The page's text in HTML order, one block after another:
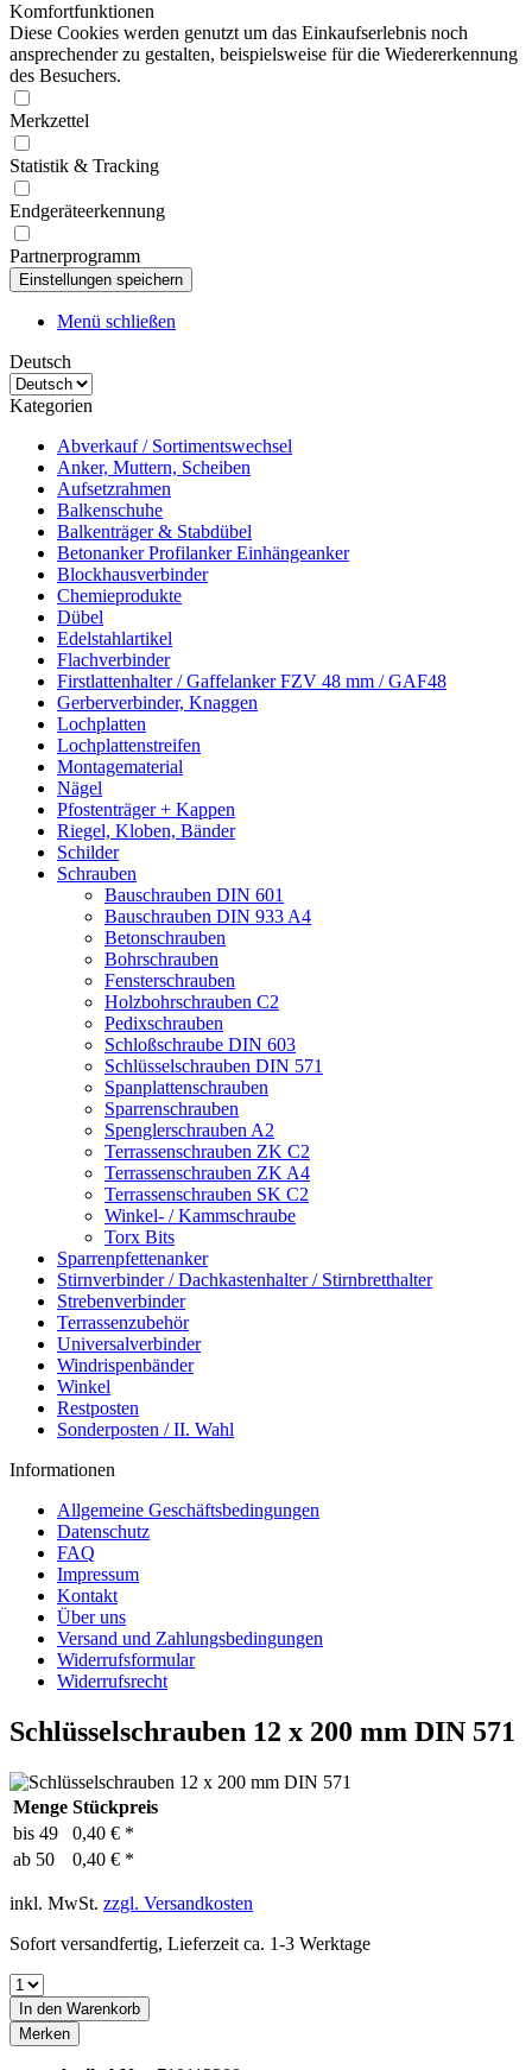
Komfortfunktionen
Diese Cookies werden genutzt um das Einkaufserlebnis noch
ansprechender zu gestalten, beispielsweise für die Wiedererkennung
des Besuchers.
Merkzettel
Statistik & Tracking
Endgeräteerkennung
Partnerprogramm
Menü schließen
Deutsch
Kategorien
Abverkauf / Sortimentswechsel
Anker, Muttern, Scheiben
Aufsetzrahmen
Balkenschuhe
Balkenträger & Stabdübel
Betonanker Profilanker Einhängeanker
Blockhausverbinder
Chemieprodukte
Dübel
Edelstahlartikel
Flachverbinder
Firstlattenhalter / Gaffelanker FZV 48 mm / GAF48
Gerberverbinder, Knaggen
Lochplatten
Lochplattenstreifen
Montagematerial
Nägel
Pfostenträger + Kappen
Riegel, Kloben, Bänder
Schilder
Schrauben
Bauschrauben DIN 601
Bauschrauben DIN 933 A4
Betonschrauben
Bohrschrauben
Fensterschrauben
Holzbohrschrauben C2
Pedixschrauben
Schloßschraube DIN 603
Schlüsselschrauben DIN 571
Spanplattenschrauben
Sparrenschrauben
Spenglerschrauben A2
Terrassenschrauben ZK C2
Terrassenschrauben ZK A4
Terrassenschrauben SK C2
Winkel- / Kammschraube
Torx Bits
Sparrenpfettenanker
Stirnverbinder / Dachkastenhalter / Stirnbretthalter
Strebenverbinder
Terrassenzubehör
Universalverbinder
Windrispenbänder
Winkel
Restposten
Sonderposten / II. Wahl
Informationen
Allgemeine Geschäftsbedingungen
Datenschutz
FAQ
Impressum
Kontakt
Über uns
Versand und Zahlungsbedingungen
Widerrufsformular
Widerrufsrecht
Schlüsselschrauben 12 x 200 mm DIN 571
Menge Stückpreis
bis 49
0,40 € *
ab 50 0,40 € *
inkl. MwSt. zzgl. Versandkosten
Sofort versandfertig, Lieferzeit ca. 1-3 Werktage
In den Warenkorb
Merken